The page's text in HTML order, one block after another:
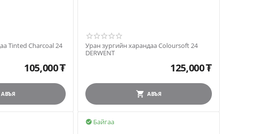
Tinted Charcoal 24
105,000₮
АВЪЯ
Уран зургийн харандаа Coloursoft 24
DERWENT
125,000₮
АВЪЯ
Байгаа
